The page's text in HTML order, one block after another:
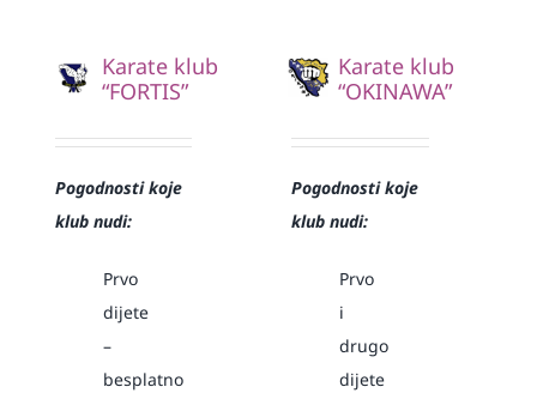
Karate klub
“FORTIS”
Pogodnosti koje
klub nudi:
Prvo
dijete
–
besplatno
Karate klub
“OKINAWA”
Pogodnosti koje
klub nudi:
Prvo
i
drugo
dijete